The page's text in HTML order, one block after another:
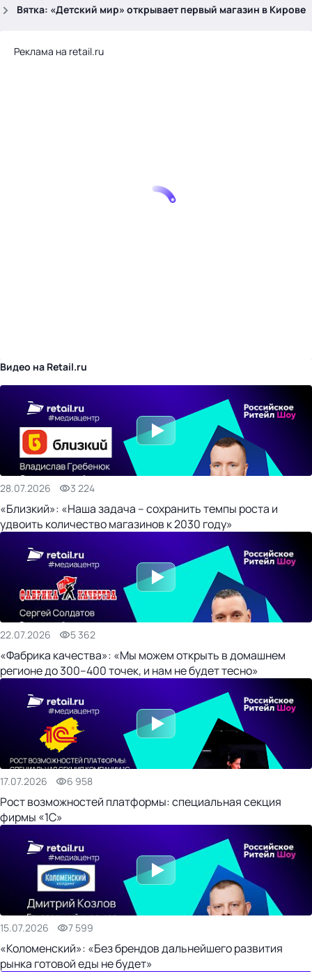
Вятка: «Детский мир» открывает первый магазин в Кирове
Реклама на retail.ru
Видео на Retail.ru
28.07.2026 3 224
«Близкий»: «Наша задача – сохранить темпы роста и
удвоить количество магазинов к 2030 году»
22.07.2026 5 362
«Фабрика качества»: «Мы можем открыть в домашнем
регионе до 300–400 точек, и нам не будет тесно»
17.07.2026 6 958
Рост возможностей платформы: специальная секция
фирмы «1С»
15.07.2026 7 599
«Коломенский»: «Без брендов дальнейшего развития
рынка готовой еды не будет»